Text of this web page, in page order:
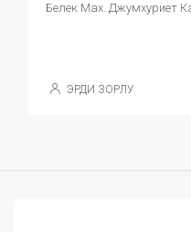
ЭРДИ ЗОРЛУ